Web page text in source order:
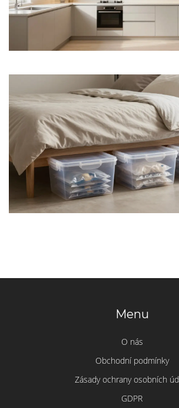
Menu
O nás
Obchodní podmínky
Zásady ochrany osobních
GDPR